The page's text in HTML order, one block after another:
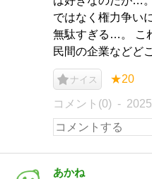
ではなく権力争い
無駄すぎる…。 こ
民間の企業などど
ナイス ★20
コメント(0)
あかね